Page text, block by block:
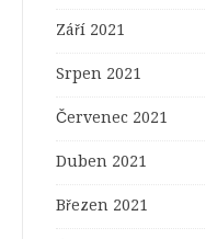
Září 2021
Srpen 2021
Červenec 2021
Duben 2021
Březen 2021